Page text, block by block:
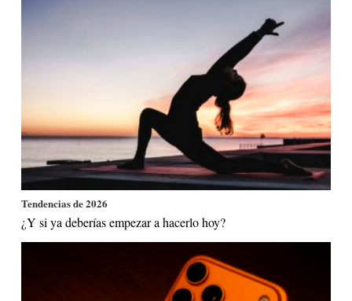
Tendencias de 2026
¿Y si ya deberías empezar a hacerlo hoy?